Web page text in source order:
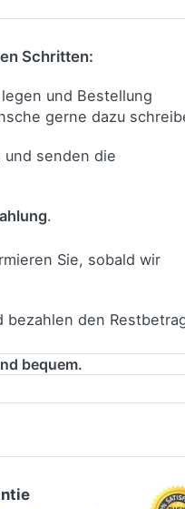
Schritten:
und Bestellung
gerne dazu
senden die
.
Sie, sobald wir
bezahlen den
bequem.